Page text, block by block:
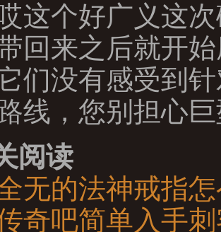
这个好广义这
回来之后就开
们没有感受到
线，您别担心
阅读
无的法神戒指
奇吧简单入手